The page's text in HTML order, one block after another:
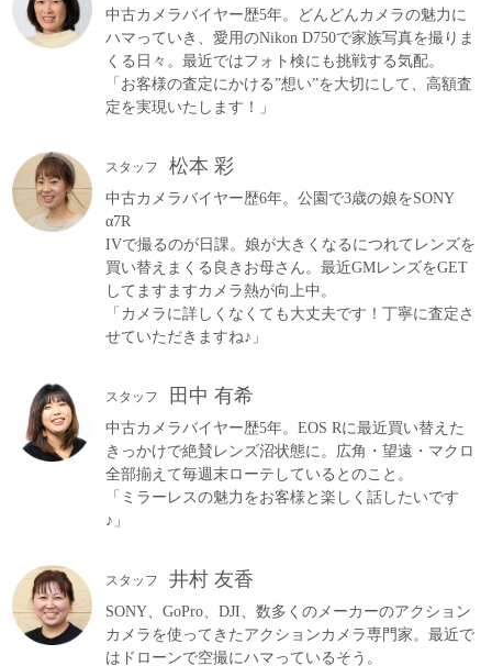
中古カメラバイヤー歴5年。どんどんカメラの魅力に
ハマっていき、愛用のNikon D750で家族写真を撮りま
くる日々。最近ではフォト検にも挑戦する気配。
「お客様の査定にかける”想い”を大切にして、高額査
定を実現いたします！」
スタッフ 松本 彩
中古カメラバイヤー歴6年。公園で3歳の娘をSONY
α7R
IVで撮るのが日課。娘が大きくなるにつれてレンズを
買い替えまくる良きお母さん。最近GMレンズをGET
してますますカメラ熱が向上中。
「カメラに詳しくなくても大丈夫です！丁寧に査定さ
せていただきますね♪」
スタッフ 田中 有希
中古カメラバイヤー歴5年。EOS Rに最近買い替えた
きっかけで絶賛レンズ沼状態に。広角・望遠・マクロ
全部揃えて毎週末ローテしているとのこと。
「ミラーレスの魅力をお客様と楽しく話したいです
♪」
スタッフ 井村 友香
SONY、GoPro、DJI、数多くのメーカーのアクション
カメラを使ってきたアクションカメラ専門家。最近で
はドローンで空撮にハマっているそう。